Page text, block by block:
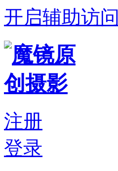
开启辅助访问
注册
登录